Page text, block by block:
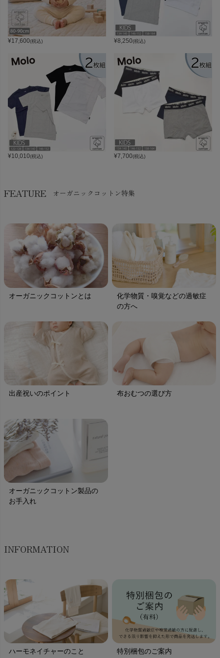
¥17,600(税込) ¥8,250(税込)
¥10,010(税込) ¥7,700(税込)
FEATURE オーガニックコットン特集
オーガニックコットンとは
化学物質・嗅覚などの過敏症
の方へ
出産祝いのポイント 布おむつの選び方
オーガニックコットン製品の
お手入れ
INFORMATION
ハーモネイチャーのこと 特別梱包のご案内